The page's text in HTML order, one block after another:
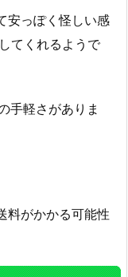
安っぽく怪しい感
てくれるようで
手軽さがありま
料がかかる可能性